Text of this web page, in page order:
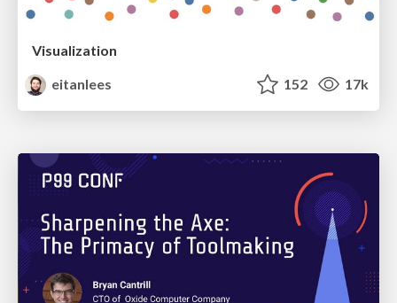
Visualization
eitanlees
152 17k